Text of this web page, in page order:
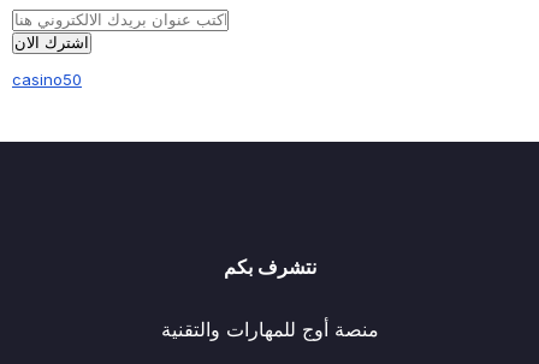
اشترك الان
casino50
نتشرف بكم
منصة أوج للمهارات والتقنية